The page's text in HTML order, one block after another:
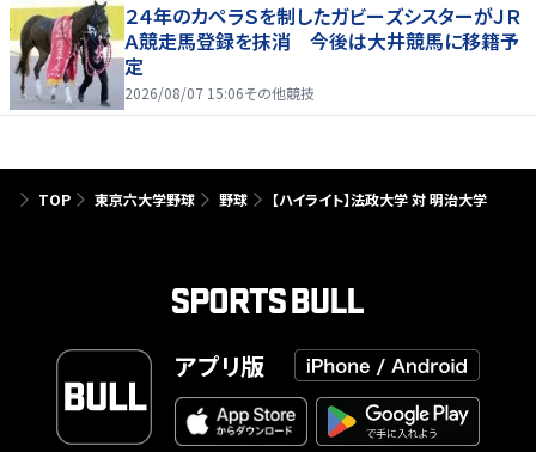
２４年のカペラＳを制したガビーズシスターがＪＲ
Ａ競走馬登録を抹消 今後は大井競馬に移籍予
定
2026/08/07 15:06その他競技
TOP 東京六大学野球 野球 【ハイライト】法政大学 対 明治大学
アプリ版